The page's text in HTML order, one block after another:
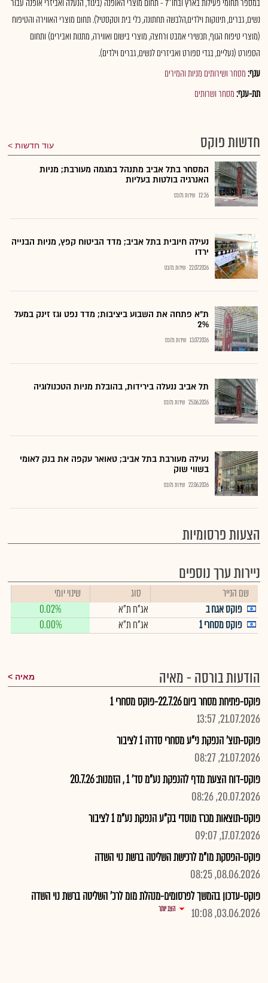
נשים, גברים, תינוקות וילדים,הלבשה תחתונה, כלי בית וטקסטיל). תחום מוצרי האווירה והטיפוח
(מוצרי טיפוח הגוף, תכשירי אמבט ורחצה, מוצרי בישום ואווירה, מתנות ואבירים) ותחום
הספורט (נעליים, בגדי ספורט ואביזרים לנשים, גברים וילדים).
ענף:מסחר ושירותים מניות והמירים
תת-ענף:מסחר ושרותים
חדשות פוקס עוד חדשות
המסחר בתל אביב מתנהל במגמה מעורבת; מניות
האנרגיה בולטות בעליות
12:26 שירות גלובס
נעילה חיובית בתל אביב; מדד הביטוח קפץ, מניות הבנייה
ירדו
22.07.2026 שירות גלובס
ת"א פתחה את השבוע ביציבות; מדד נפט וגז זינק במעל
2%
13.07.2026 שירות גלובס
תל אביב ננעלה בירידות, בהובלת מניות הטכנולוגיה
25.06.2026 שירות גלובס
נעילה מעורבת בתל אביב; טאואר עקפה את בנק לאומי
בשווי שוק
22.06.2026 שירות גלובס
הצעות פרסומיות
ניירות ערך נוספים
שם הנייר סוג
שינוי יומי
פוקס אגח ב
אג"ח ת"א
0.02%
פוקס מסחרי 1
אג"ח ת"א 0.00%
הודעות בורסה - מאיה מאיה
פוקס-פתיחת מסחר ביום 22.7.26-פוקס מסחרי 1
21.07.2026, 13:57
פוקס-תוצ' הנפקת ני"ע מסחרי סדרה 1 לציבור
21.07.2026, 08:27
פוקס-דוח הצעת מדף להנפקת נע"מ סד' 1 , הזמנות: 20.7.26
20.07.2026, 08:26
פוקס-תוצאות מכרז מוסדי בק"ע הנפקת נע"מ 1 לציבור
17.07.2026, 09:07
פוקס-הפסקת מו"מ לרכישת השליטה ברשת נוי השדה
08.06.2026, 08:25
פוקס-עדכון בהמשך לפרסומים-מנהלת מומ לרכ' השליטה ברשת נוי השדה
03.06.2026, 10:08
הצג יותר